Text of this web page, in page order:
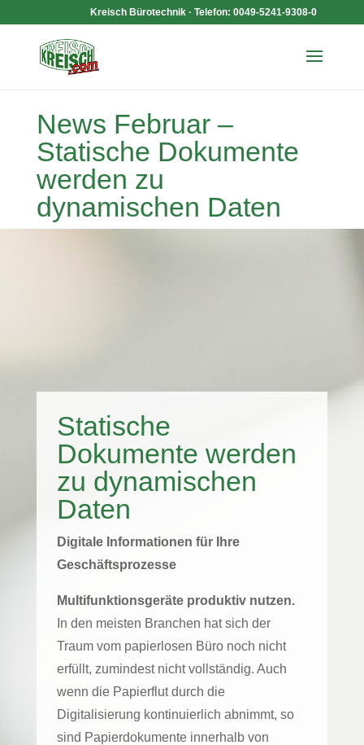
Kreisch Bürotechnik · Telefon: 0049-5241-9308-0
News Februar –
Statische Dokumente
werden zu
dynamischen Daten
Statische
Dokumente werden
zu dynamischen
Daten
Digitale Informationen für Ihre
Geschäftsprozesse
Multifunktionsgeräte produktiv nutzen.
In den meisten Branchen hat sich der
Traum vom papierlosen Büro noch nicht
erfüllt, zumindest nicht vollständig. Auch
wenn die Papierflut durch die
Digitalisierung kontinuierlich abnimmt, so
sind Papierdokumente innerhalb von